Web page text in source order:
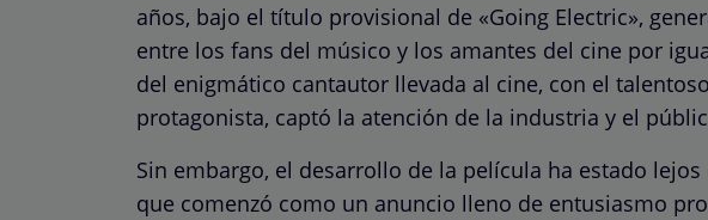
años, bajo el título provisional de «Going Electric»,
entre los fans del músico y los amantes del cine por
del enigmático cantautor llevada al cine, con el
protagonista, captó la atención de la industria y el
Sin embargo, el desarrollo de la película ha estado
que comenzó como un anuncio lleno de entusiasmo